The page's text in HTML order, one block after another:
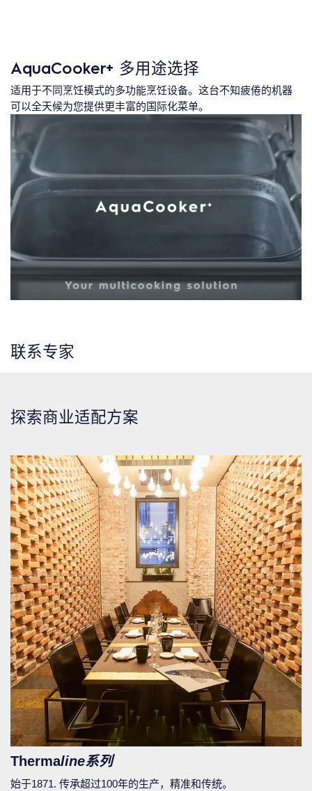
AquaCooker+ 多用途选择
适用于不同烹饪模式的多功能烹饪设备。这台不知疲倦的机器
可以全天候为您提供更丰富的国际化菜单。
联系专家
探索商业适配方案
Thermaline系列
始于1871. 传承超过100年的生产，精准和传统。